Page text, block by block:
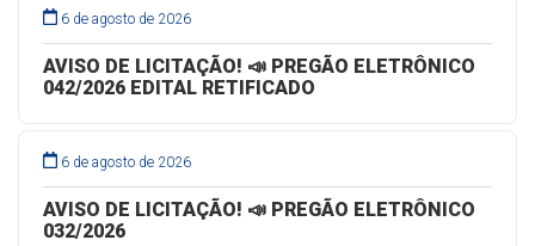
6 de agosto de 2026
AVISO DE LICITAÇÃO! 📣 PREGÃO ELETRÔNICO
042/2026 EDITAL RETIFICADO
6 de agosto de 2026
AVISO DE LICITAÇÃO! 📣 PREGÃO ELETRÔNICO
032/2026